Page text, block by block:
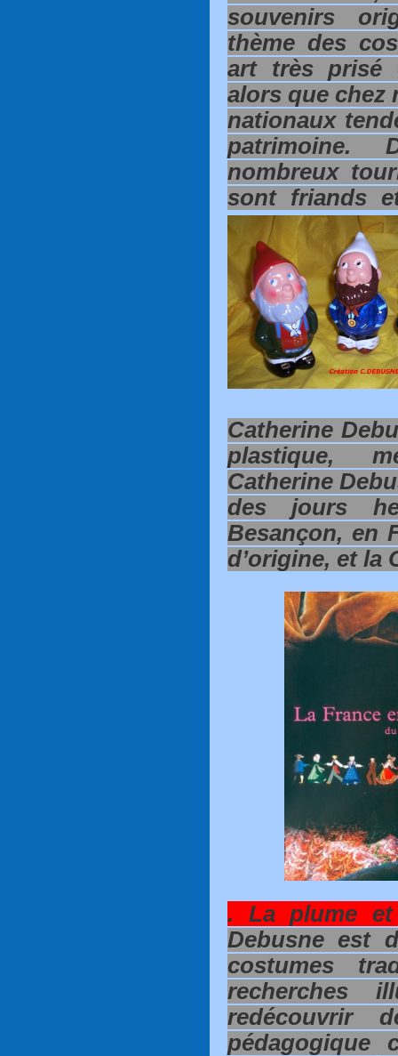
souvenirs
thème des
art très prisé
alors que chez
nationaux
nombreux
sont friands
Catherine
plastique,
Catherine
des jours
Besançon, en
d’origine, et la
. La plume
Debusne est
costumes
recherches
redécouvrir
pédagogique